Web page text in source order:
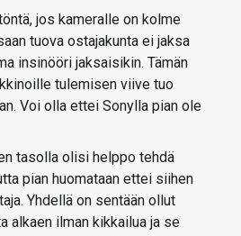
jos kameralle on kolme
tuova ostajakunta ei jaksa
insinööri jaksaisikin. Tämän
tulemisen viive tuo
Voi olla ettei Sonylla pian ole
tasolla olisi helppo tehdä
pian huomataan ettei siihen
Yhdellä on sentään ollut
alkaen ilman kikkailua ja se